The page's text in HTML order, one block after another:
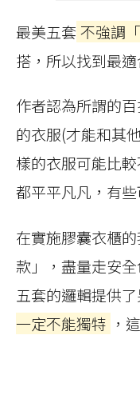
最美五套 不強調
搭，所以找到最
作者認為所謂的
的衣服(才能和其
樣的衣服可能比
都平平凡凡，有些
在實施膠囊衣櫃
款」，盡量走安
五套的邏輯提供了
一定不能獨特 ，